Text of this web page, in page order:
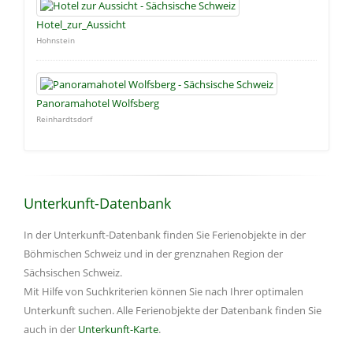
Hotel_zur_Aussicht
Hohnstein
Panoramahotel Wolfsberg
Reinhardtsdorf
Unterkunft-Datenbank
In der Unterkunft-Datenbank finden Sie Ferienobjekte in der
Böhmischen Schweiz und in der grenznahen Region der
Sächsischen Schweiz.
Mit Hilfe von Suchkriterien können Sie nach Ihrer optimalen
Unterkunft suchen. Alle Ferienobjekte der Datenbank finden Sie
auch in der Unterkunft-Karte.